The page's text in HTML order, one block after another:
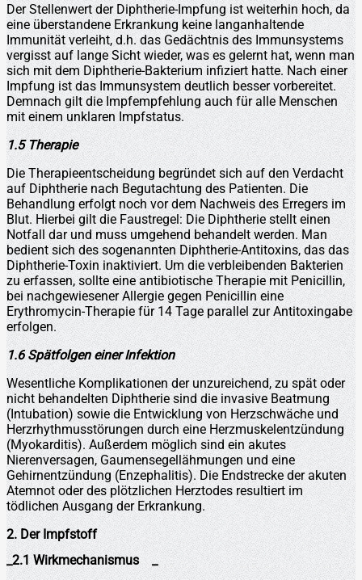
Der Stellenwert der Diphtherie-Impfung ist weiterhin hoch, da
eine überstandene Erkrankung keine langanhaltende
Immunität verleiht, d.h. das Gedächtnis des Immunsystems
vergisst auf lange Sicht wieder, was es gelernt hat, wenn man
sich mit dem Diphtherie-Bakterium infiziert hatte. Nach einer
Impfung ist das Immunsystem deutlich besser vorbereitet.
Demnach gilt die Impfempfehlung auch für alle Menschen
mit einem unklaren Impfstatus.
1.5 Therapie
Die Therapieentscheidung begründet sich auf den Verdacht
auf Diphtherie nach Begutachtung des Patienten. Die
Behandlung erfolgt noch vor dem Nachweis des Erregers im
Blut. Hierbei gilt die Faustregel: Die Diphtherie stellt einen
Notfall dar und muss umgehend behandelt werden. Man
bedient sich des sogenannten Diphtherie-Antitoxins, das das
Diphtherie-Toxin inaktiviert. Um die verbleibenden Bakterien
zu erfassen, sollte eine antibiotische Therapie mit Penicillin,
bei nachgewiesener Allergie gegen Penicillin eine
Erythromycin-Therapie für 14 Tage parallel zur Antitoxingabe
erfolgen.
1.6 Spätfolgen einer Infektion
Wesentliche Komplikationen der unzureichend, zu spät oder
nicht behandelten Diphtherie sind die invasive Beatmung
(Intubation) sowie die Entwicklung von Herzschwäche und
Herzrhythmusstörungen durch eine Herzmuskelentzündung
(Myokarditis). Außerdem möglich sind ein akutes
Nierenversagen, Gaumensegellähmungen und eine
Gehirnentzündung (Enzephalitis). Die Endstrecke der akuten
Atemnot oder des plötzlichen Herztodes resultiert im
tödlichen Ausgang der Erkrankung.
2. Der Impfstoff
_2.1 Wirkmechanismus _